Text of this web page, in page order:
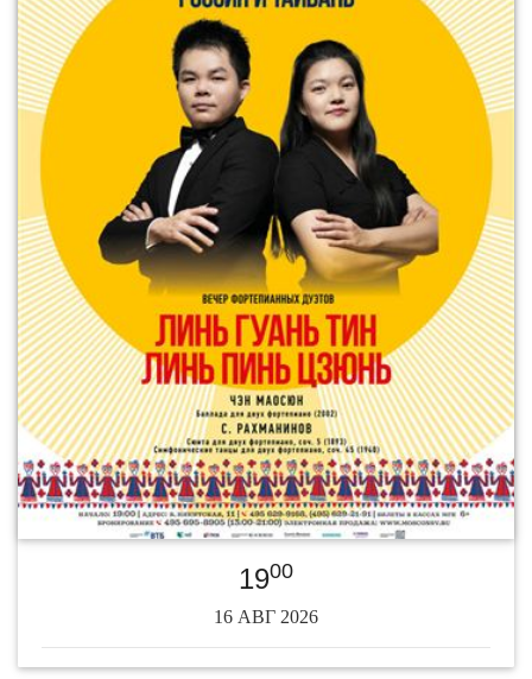
1900
16 АВГ 2026